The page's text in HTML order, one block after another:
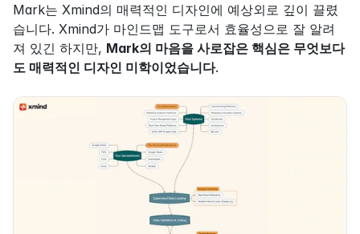
Mark는 Xmind의 매력적인 디자인에 예상외로 깊이 끌렸
습니다. Xmind가 마인드맵 도구로서 효율성으로 잘 알려
져 있긴 하지만, Mark의 마음을 사로잡은 핵심은 무엇보다
도 매력적인 디자인 미학이었습니다.